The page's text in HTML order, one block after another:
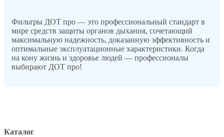
Фильтры ДОТ про — это профессиональный стандарт в
мире средств защиты органов дыхания, сочетающий
максимальную надежность, доказанную эффективность и
оптимальные эксплуатационные характеристики. Когда
на кону жизнь и здоровье людей — профессионалы
выбирают ДОТ про!
Каталог